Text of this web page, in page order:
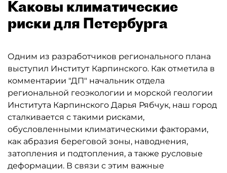
Каковы климатические
риски для Петербурга
Одним из разработчиков регионального плана
выступил Институт Карпинского. Как отметила в
комментарии "ДП" начальник отдела
региональной геоэкологии и морской геологии
Института Карпинского Дарья Рябчук, наш город
сталкивается с такими рисками,
обусловленными климатическими факторами,
как абразия береговой зоны, наводнения,
затопления и подтопления, а также русловые
деформации. В связи с этим важные